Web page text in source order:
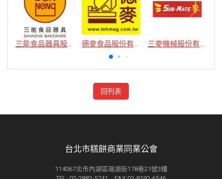
回列表
台北市糕餅商業同業公會
114067北市內湖區瑞湖街178巷21號3樓